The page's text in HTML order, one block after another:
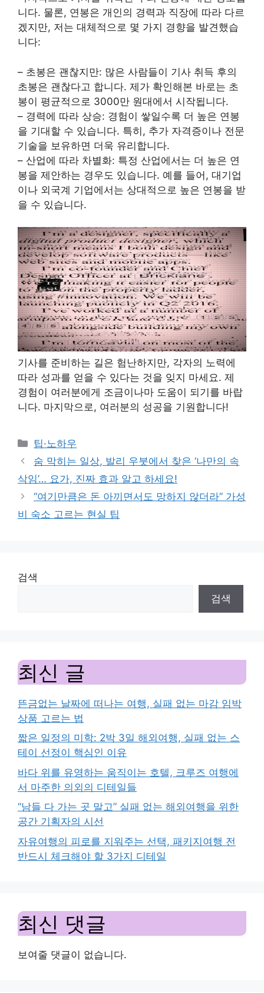
니다. 물론, 연봉은 개인의 경력과 직장에 따라 다르
겠지만, 저는 대체적으로 몇 가지 경향을 발견했습
니다:
– 초봉은 괜찮지만: 많은 사람들이 기사 취득 후의
초봉은 괜찮다고 합니다. 제가 확인해본 바로는 초
봉이 평균적으로 3000만 원대에서 시작됩니다.
– 경력에 따라 상승: 경험이 쌓일수록 더 높은 연봉
을 기대할 수 있습니다. 특히, 추가 자격증이나 전문
기술을 보유하면 더욱 유리합니다.
– 산업에 따라 차별화: 특정 산업에서는 더 높은 연
봉을 제안하는 경우도 있습니다. 예를 들어, 대기업
이나 외국계 기업에서는 상대적으로 높은 연봉을 받
을 수 있습니다.
기사를 준비하는 길은 험난하지만, 각자의 노력에
따라 성과를 얻을 수 있다는 것을 잊지 마세요. 제
경험이 여러분에게 조금이나마 도움이 되기를 바랍
니다. 마지막으로, 여러분의 성공을 기원합니다!
Categories
팁·노하우
숨 막히는 일상, 발리 우붓에서 찾은 ‘나만의 속
삭임’… 요가, 진짜 효과 알고 하세요!
“여기만큼은 돈 아끼면서도 망하지 않더라” 가성
비 숙소 고르는 현실 팁
검색
검색
최신 글
뜬금없는 날짜에 떠나는 여행, 실패 없는 마감 임박
상품 고르는 법
짧은 일정의 미학: 2박 3일 해외여행, 실패 없는 스
테이 선정이 핵심인 이유
바다 위를 유영하는 움직이는 호텔, 크루즈 여행에
서 마주한 의외의 디테일들
“남들 다 가는 곳 말고” 실패 없는 해외여행을 위한
공간 기획자의 시선
자유여행의 피로를 지워주는 선택, 패키지여행 전
반드시 체크해야 할 3가지 디테일
최신 댓글
보여줄 댓글이 없습니다.